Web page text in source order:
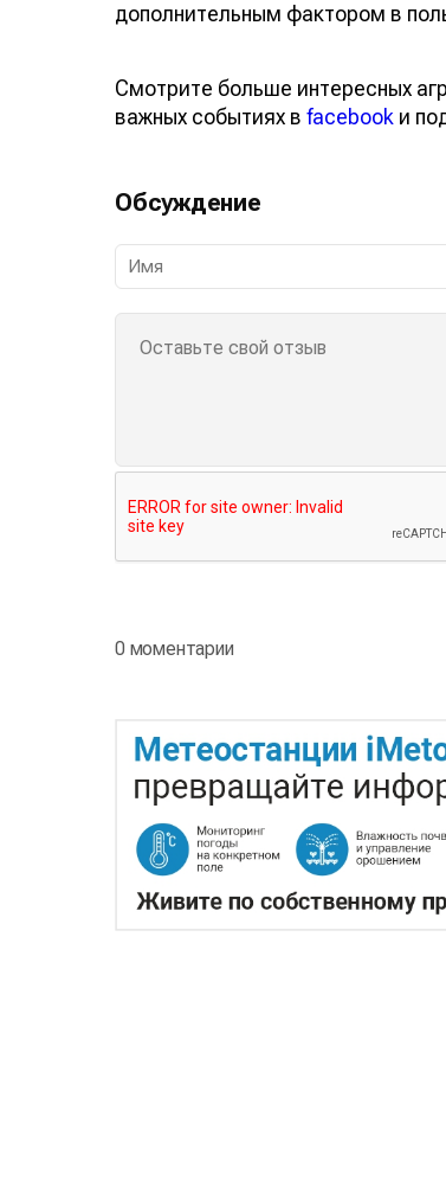
дополнительным фактором в
Смотрите больше интересных
важных событиях в facebook и
Обсуждение
0 моментарии